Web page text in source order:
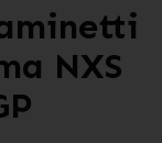
NXS